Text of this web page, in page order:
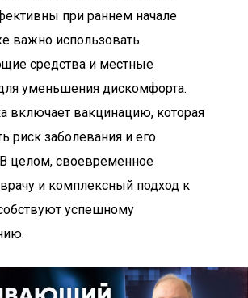
при раннем начале
важно использовать
средства и местные
уменьшения дискомфорта.
включает вакцинацию, которая
риск заболевания и его
целом, своевременное
и комплексный подход к
успешному